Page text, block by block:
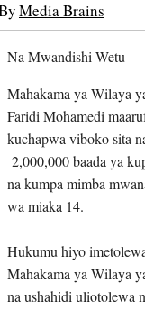
Media Brains
Na Mwandishi Wetu
Mahakama ya Wilaya
Faridi Mohamedi
kuchapwa viboko sita
2,000,000 baada ya
na kumpa mimba
wa miaka 14.
Hukumu hiyo
Mahakama ya Wilaya
na ushahidi uliotolewa